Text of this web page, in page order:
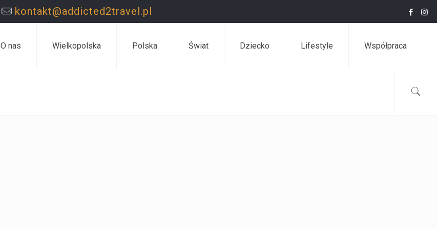
kontakt@addicted2travel.pl
O nas Wielkopolska Polska Świat Dziecko Lifestyle Współpraca